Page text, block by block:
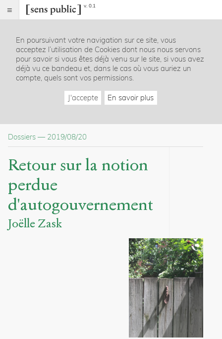
v. 0.1
Index
Dossier
Table
des
Sommaire du dossier
Bibliographie
Notes
Citations
Citer /
/
En poursuivant votre navigation sur ce site, vous
acceptez l’utilisation de Cookies dont nous nous servons
pour savoir si vous êtes déjà venu sur le site, si vous avez
déjà vu ce bandeau et, dans le cas où vous auriez un
compte, quels sont vos permissions.
J'accepte En savoir plus
Dossiers — 2019/08/20
Retour sur la notion
perdue
d'autogouvernement
Joëlle Zask